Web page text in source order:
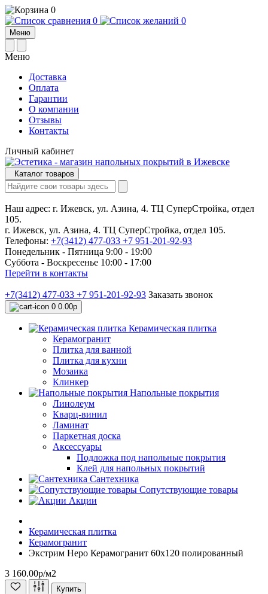
0
0
0
Меню
Меню
Доставка
Оплата
Гарантии
О компании
Отзывы
Контакты
Личный кабинет
Каталог товаров
Наш адрес: г. Ижевск, ул. Азина, 4. ТЦ СуперСтройка, отдел
105.
г. Ижевск, ул. Азина, 4. ТЦ СуперСтройка, отдел 105.
Телефоны: +7(3412) 477-033 +7 951-201-92-93
Понедельник - Пятница 9:00 - 19:00
Суббота - Воскресенье 10:00 - 17:00
Перейти в контакты
+7(3412) 477-033 +7 951-201-92-93 Заказать звонок
0 0.00р
Керамическая плитка
Керамогранит
Плитка для ванной
Плитка для кухни
Мозаика
Клинкер
Напольные покрытия
Линолеум
Кварц-винил
Ламинат
Паркетная доска
Аксессуары
Подложка под напольные покрытия
Клей для напольных покрытий
Сантехника
Сопутствующие товары
Акции
Керамическая плитка
Керамогранит
Экстрим Неро Керамогранит 60х120 полированный
3 160.00р/м2
Купить